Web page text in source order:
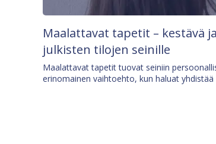
Maalattavat tapetit – kestävä
julkisten tilojen seinille
Maalattavat tapetit tuovat seiniin
erinomainen vaihtoehto, kun haluat